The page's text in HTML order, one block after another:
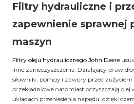
Filtry hydrauliczne i
zapewnienie sprawnej
maszyn
Filtry oleju hydraulicznego John Deere
inne zanieczyszczenia. Działający
siłowniki, pompy i zawory przed
przekładniowe natomiast oczyszczają olej
układach przeniesienia napędu, dzięki